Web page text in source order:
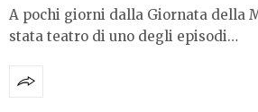
A pochi giorni dalla Giornata della
stata teatro di uno degli episodi…